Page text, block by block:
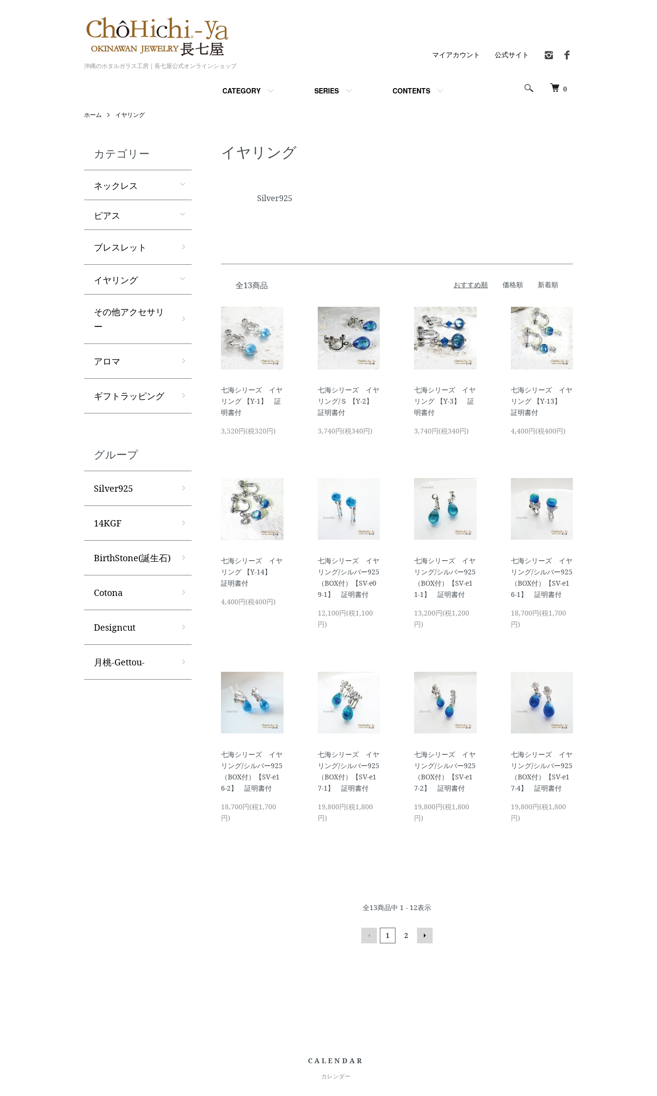
沖縄のホタルガラス工房｜長七屋公式オンラインショップ
0
CATEGORY SERIES CONTENTS
マイアカウント 公式サイト
ホーム イヤリング
イヤリング
Silver925
全13商品 おすすめ順 価格順 新着順
七海シリーズ イヤ
リング 【Y-1】 証
明書付
3,520円(税320円)
七海シリーズ イヤ
リング/Ｓ 【Y-2】
証明書付
3,740円(税340円)
七海シリーズ イヤ
リング 【Y-3】 証
明書付
3,740円(税340円)
七海シリーズ イヤ
リング 【Y-13】
証明書付
4,400円(税400円)
七海シリーズ イヤ
リング 【Y-14】
証明書付
4,400円(税400円)
七海シリーズ イヤ
リング/シルバー925
（BOX付）【SV-e0
9-1】 証明書付
12,100円(税1,100
円)
七海シリーズ イヤ
リング/シルバー925
（BOX付）【SV-e1
1-1】 証明書付
13,200円(税1,200
円)
七海シリーズ イヤ
リング/シルバー925
（BOX付）【SV-e1
6-1】 証明書付
18,700円(税1,700
円)
七海シリーズ イヤ
リング/シルバー925
（BOX付）【SV-e1
6-2】 証明書付
18,700円(税1,700
円)
七海シリーズ イヤ
リング/シルバー925
（BOX付）【SV-e1
7-1】 証明書付
19,800円(税1,800
円)
七海シリーズ イヤ
リング/シルバー925
（BOX付）【SV-e1
7-2】 証明書付
19,800円(税1,800
円)
七海シリーズ イヤ
リング/シルバー925
（BOX付）【SV-e1
7-4】 証明書付
19,800円(税1,800
円)
全13商品中 1 - 12表示
1 2
カテゴリー
ネックレス
ピアス
ブレスレット
イヤリング
その他アクセサリ
ー
アロマ
ギフトラッピング
グループ
Silver925
14KGF
BirthStone(誕生石)
Cotona
Designcut
月桃-Gettou-
CALENDAR
カレンダー